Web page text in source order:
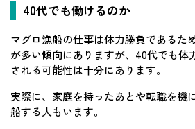
40代でも働けるのか
マグロ漁船の仕事は体力勝負であるた
が多い傾向にありますが、40代でも体
される可能性は十分にあります。
実際に、家庭を持ったあとや転職を機
船する人もいます。